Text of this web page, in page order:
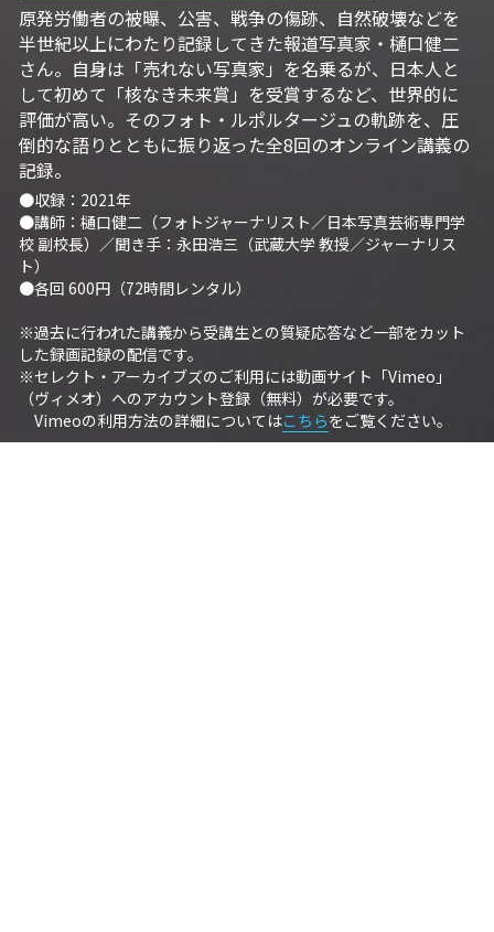
原発労働者の被曝、公害、戦争の傷跡、自然破壊などを
半世紀以上にわたり記録してきた報道写真家・樋口健二
さん。自身は「売れない写真家」を名乗るが、日本人と
して初めて「核なき未来賞」を受賞するなど、世界的に
評価が高い。そのフォト・ルポルタージュの軌跡を、圧
倒的な語りとともに振り返った全8回のオンライン講義の
記録。
●収録：2021年
●講師：樋口健二（フォトジャーナリスト／日本写真芸術専門学
校 副校長）／聞き手：永田浩三（武蔵大学 教授／ジャーナリス
ト）
●各回 600円（72時間レンタル）
※過去に行われた講義から受講生との質疑応答など一部をカット
した録画記録の配信です。
※セレクト・アーカイブズのご利用には動画サイト「Vimeo」
（ヴィメオ）へのアカウント登録（無料）が必要です。
Vimeoの利用方法の詳細についてはこちらをご覧ください。